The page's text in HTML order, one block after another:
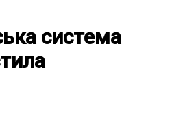
система